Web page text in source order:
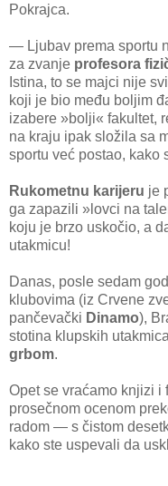
Pokrajca.
— Ljubav prema sportu
za zvanje profesora
Istina, to se majci nije
koji je bio među boljim
izabere »bolji« fakultet,
na kraju ipak složila sa
sportu već postao,
Rukometnu karijeru je
ga zapazili »lovci na
koju je brzo uskočio, a
utakmicu!
Danas, posle sedam
klubovima (iz Crvene
pančevački Dinamo),
stotina klupskih
grbom.
Opet se vraćamo knjizi i
prosečnom ocenom
radom — s čistom
kako ste uspevali da